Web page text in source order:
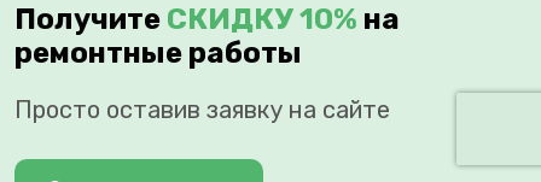
Получите СКИДКУ 10% на
ремонтные работы
Просто оставив заявку на сайте